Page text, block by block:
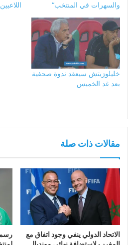
والسهرات في المنتخب“
خليلوزيتش سيعقد ندوة صحفية
بعد غد الخميس
مقالات ذات صلة
الاتحاد الدولي ينفي وجود اتفاق مع